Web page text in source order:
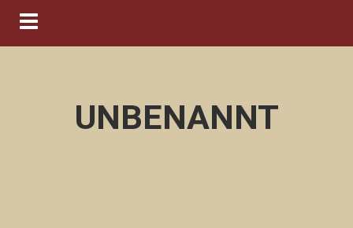
Navigation ein-/ausblenden
UNBENANNT